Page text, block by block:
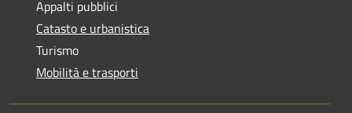
Appalti pubblici
Catasto e urbanistica
Turismo
Mobilità e trasporti